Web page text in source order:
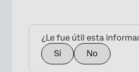
¿Le fue útil esta
Sí
No